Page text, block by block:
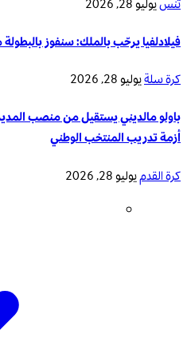
تنسيوليو 28, 2026
فيلادلفيا يرحّب بالملك: سنفوز
كرة سلةيوليو 28, 2026
أزمة تدريب المنتخب الوطني
كرة القدميوليو 28, 2026